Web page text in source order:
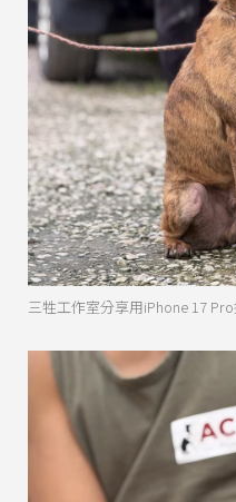
三牲工作室分享用iPhone 17